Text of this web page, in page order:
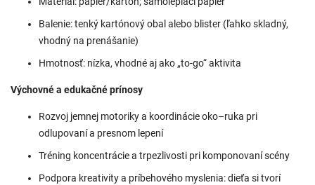
Balenie: tenký kartónový obal alebo blister (ľahko skladný,
vhodný na prenášanie)
Hmotnosť: nízka, vhodné aj ako „to-go“ aktivita
Výchovné a edukačné prínosy
Rozvoj jemnej motoriky a koordinácie oko–ruka pri
odlupovaní a presnom lepení
Tréning koncentrácie a trpezlivosti pri komponovaní scény
Podpora kreativity a príbehového myslenia: dieťa si tvorí